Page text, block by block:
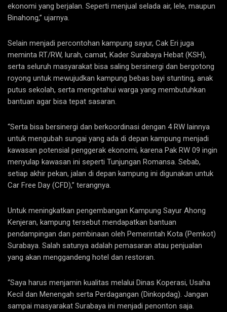
ekonomi yang berjalan. Seperti menjual selada air, lele, maupun
Binahong,” ujarnya.
Selain menjadi percontohan kampung sayur, Cak Eri juga
meminta RT/RW, lurah, camat, Kader Surabaya Hebat (KSH),
serta seluruh masyarakat bisa saling bersinergi dan bergotong
royong untuk mewujudkan kampung bebas bayi stunting, anak
putus sekolah, serta mengetahui warga yang membutuhkan
bantuan agar bisa tepat sasaran.
“Serta bisa bersinergi dan berkoordinasi dengan 4 RW lainnya
untuk mengubah sungai yang ada di depan kampung menjadi
kawasan potensial penggerak ekonomi, karena Pak RW 09 ingin
menyulap kawasan ini seperti Tunjungan Romansa. Sebab,
setiap akhir pekan, jalan di depan kampung ini digunakan untuk
Car Free Day (CFD),” terangnya.
Untuk meningkatkan pengembangan Kampung Sayur Ahong
Kenjeran, kampung tersebut mendapatkan bantuan
pendampingan dan pembinaan oleh Pemerintah Kota (Pemkot)
Surabaya. Salah satunya adalah pemasaran atau penjualan
yang akan menggandeng hotel dan restoran.
“Saya harus menjamin kualitas melalui Dinas Koperasi, Usaha
Kecil dan Menengah serta Perdagangan (Dinkopdag). Jangan
sampai masyarakat Surabaya ini menjadi penonton saja.